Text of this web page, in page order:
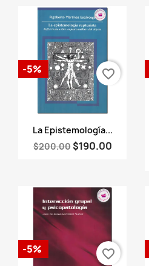
Vista rápida
La Epistemología...
$200.00 $190.00
-5% favorite_border
-5% favorite_border